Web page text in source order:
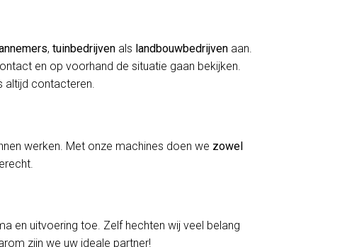
, tuinbedrijven als landbouwbedrijven aan.
en op voorhand de situatie gaan bekijken.
altijd contacteren.
werken. Met onze machines doen we zowel
en uitvoering toe. Zelf hechten wij veel belang
zijn we uw ideale partner!